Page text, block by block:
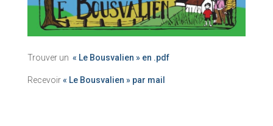
Trouver un « Le Bousvalien » en .pdf
Recevoir« Le Bousvalien » par mail